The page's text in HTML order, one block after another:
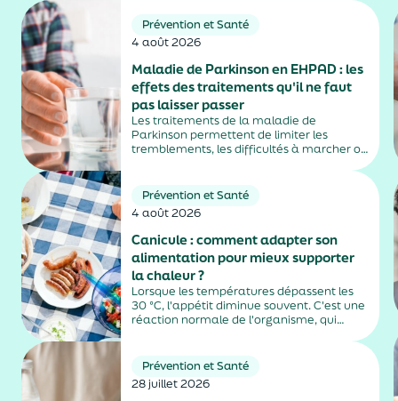
Prévention et Santé
4 août 2026
Maladie de Parkinson en EHPAD : les
effets des traitements qu'il ne faut
pas laisser passer
Les traitements de la maladie de
Parkinson permettent de limiter les
tremblements, les difficultés à marcher ou
parfois difficiles à repérer, notamment
chez les personnes âgées vivant en
EHPAD....
Prévention et Santé
4 août 2026
Canicule : comment adapter son
alimentation pour mieux supporter
la chaleur ?
Lorsque les températures dépassent les
30 °C, l'appétit diminue souvent. C'est une
réaction normale de l'organisme, qui
sauter des repas ? Quels aliments
privilégier ? Une alimentation adaptée
permet non...
Prévention et Santé
28 juillet 2026